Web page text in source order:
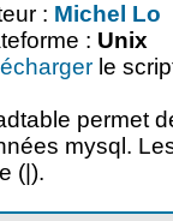
: Michel Lo
: Unix
le
permet
mysql.
(|).